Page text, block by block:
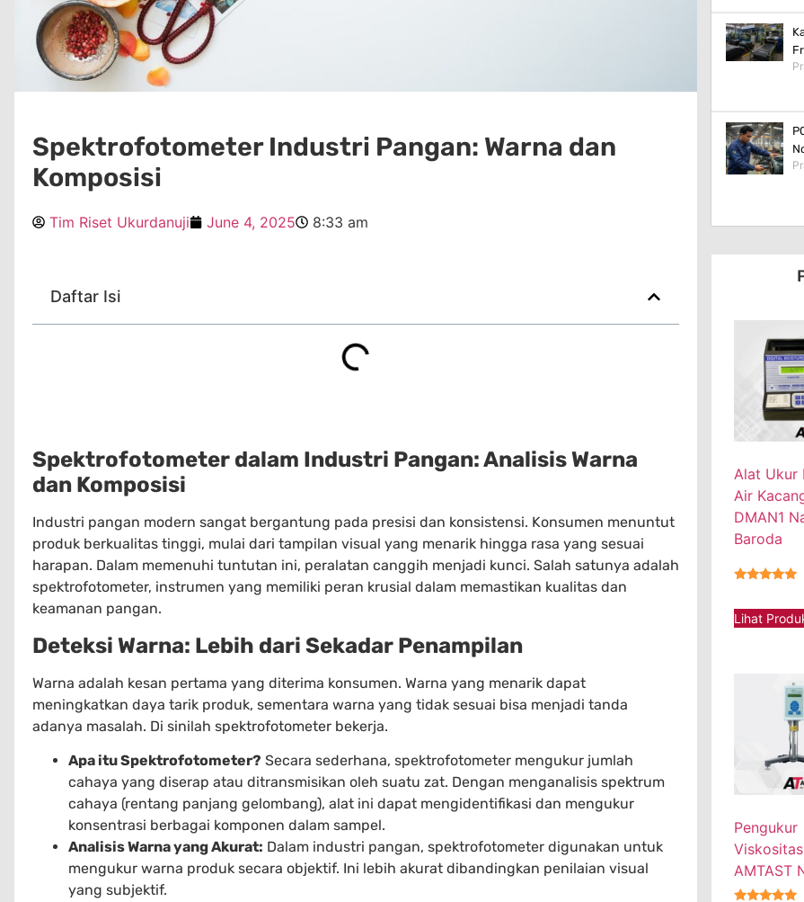
Spektrofotometer Industri Pangan: Warna dan
Komposisi
Tim Riset Ukurdanuji June 4, 2025 8:33 am
Daftar Isi
Spektrofotometer dalam Industri Pangan: Analisis Warna
dan Komposisi
Industri pangan modern sangat bergantung pada presisi dan konsistensi. Konsumen menuntut
produk berkualitas tinggi, mulai dari tampilan visual yang menarik hingga rasa yang sesuai
harapan. Dalam memenuhi tuntutan ini, peralatan canggih menjadi kunci. Salah satunya adalah
spektrofotometer, instrumen yang memiliki peran krusial dalam memastikan kualitas dan
keamanan pangan.
Deteksi Warna: Lebih dari Sekadar Penampilan
Warna adalah kesan pertama yang diterima konsumen. Warna yang menarik dapat
meningkatkan daya tarik produk, sementara warna yang tidak sesuai bisa menjadi tanda
adanya masalah. Di sinilah spektrofotometer bekerja.
Apa itu Spektrofotometer? Secara sederhana, spektrofotometer mengukur jumlah
cahaya yang diserap atau ditransmisikan oleh suatu zat. Dengan menganalisis spektrum
cahaya (rentang panjang gelombang), alat ini dapat mengidentifikasi dan mengukur
konsentrasi berbagai komponen dalam sampel.
Analisis Warna yang Akurat: Dalam industri pangan, spektrofotometer digunakan untuk
mengukur warna produk secara objektif. Ini lebih akurat dibandingkan penilaian visual
yang subjektif.
Alat Ukur
Air
DMAN1
Baroda
Lihat
Pengukur
AMTAST